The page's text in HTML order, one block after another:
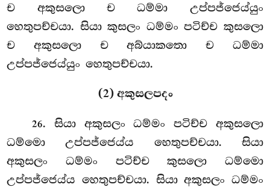
ච අකුසලො ච ධම්මා උප්පජ්ජෙය්යුං
හෙතුපච්චයා. සියා කුසලං ධම්මං පටිච්ච කුසලො
ච අකුසලො ච අබ්යාකතො ච ධම්මා
උප්පජ්ජෙය්යුං හෙතුපච්චයා.
(2) අකුසලපදං
26. සියා අකුසලං ධම්මං පටිච්ච අකුසලො
ධම්මො උප්පජ්ජෙය්ය හෙතුපච්චයා. සියා
අකුසලං ධම්මං පටිච්ච කුසලො ධම්මො
උප්පජ්ජෙය්ය හෙතුපච්චයා. සියා අකුසලං ධම්මං